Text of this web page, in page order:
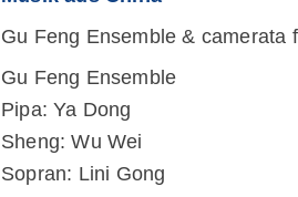
Gu Feng Ensemble & camerata
Gu Feng Ensemble
Pipa: Ya Dong
Sheng: Wu Wei
Sopran: Lini Gong